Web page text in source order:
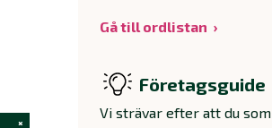
Gå till ordlistan
Företagsguide
Vi strävar efter att du som